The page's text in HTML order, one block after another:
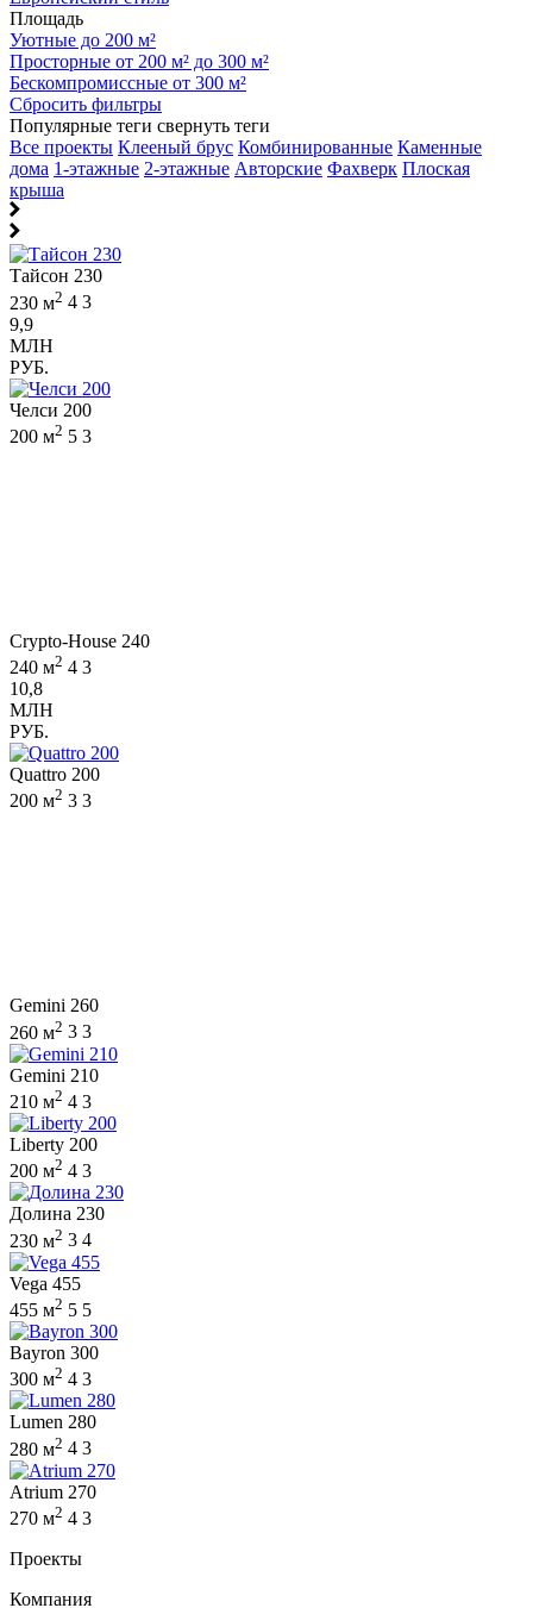
Площадь
Уютные до 200 м²
Просторные от 200 м² до 300 м²
Бескомпромиссные от 300 м²
Сбросить фильтры
Популярные теги свернуть теги
Все проекты Клееный брус Комбинированные Каменные
дома 1-этажные 2-этажные Авторские Фахверк Плоская
крыша
Тайсон 230
230 м2 4 3
9,9
МЛН
РУБ.
Челси 200
200 м2 5 3
Crypto-House 240
240 м2 4 3
10,8
МЛН
РУБ.
Quattro 200
200 м2 3 3
Gemini 260
260 м2 3 3
Gemini 210
210 м2 4 3
Liberty 200
200 м2 4 3
Долина 230
230 м2 3 4
Vega 455
455 м2 5 5
Bayron 300
300 м2 4 3
Lumen 280
280 м2 4 3
Atrium 270
270 м2 4 3
Проекты
Компания